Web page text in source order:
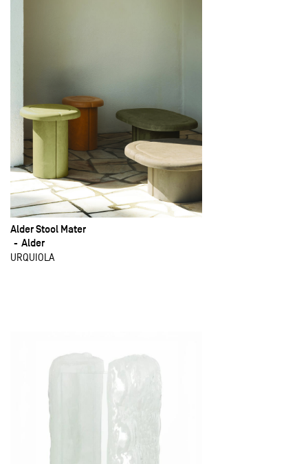
Alder Stool Mater
Alder
URQUIOLA